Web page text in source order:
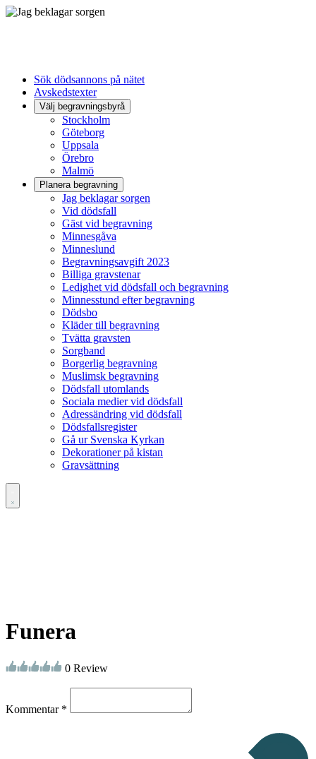
Sök dödsannons på nätet
Avskedstexter
Välj begravningsbyrå
Stockholm
Göteborg
Uppsala
Örebro
Malmö
Planera begravning
Jag beklagar sorgen
Vid dödsfall
Gäst vid begravning
Minnesgåva
Minneslund
Begravningsavgift 2023
Billiga gravstenar
Ledighet vid dödsfall och begravning
Minnesstund efter begravning
Dödsbo
Kläder till begravning
Tvätta gravsten
Sorgband
Borgerlig begravning
Muslimsk begravning
Dödsfall utomlands
Sociala medier vid dödsfall
Adressändring vid dödsfall
Dödsfallsregister
Gå ur Svenska Kyrkan
Dekorationer på kistan
Gravsättning
Funera
0 Review
Kommentar *